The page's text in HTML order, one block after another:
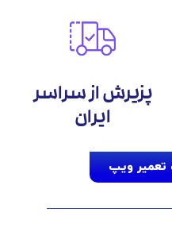
پزیرش از سراسر
ایران
ویپ